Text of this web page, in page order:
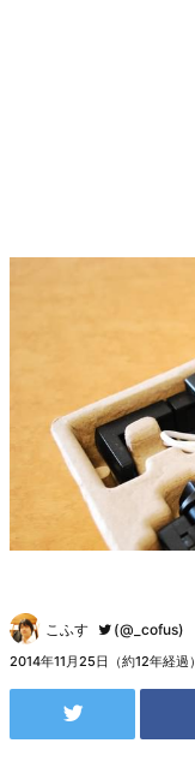
こふす (@_cofus)
2014年11月25日（約12年経過）